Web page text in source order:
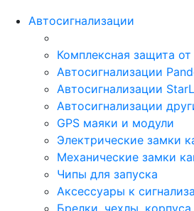
Автосигнализации
Комплексная защита от
Автосигнализации
Автосигнализации
Автосигнализации
GPS маяки и модули
Электрические замки
Механические замки
Чипы для запуска
Аксессуары к
Брелки, чехлы, корпуса